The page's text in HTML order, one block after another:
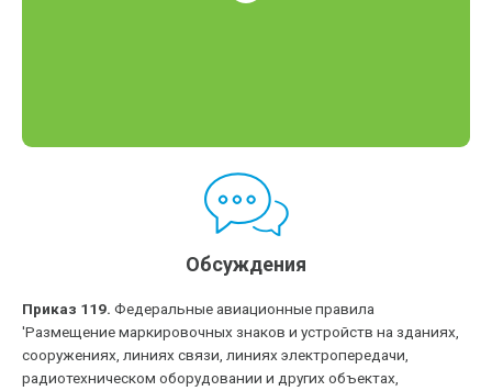
Обсуждения
Приказ 119. Федеральные авиационные правила
'Размещение маркировочных знаков и устройств на зданиях,
сооружениях, линиях связи, линиях электропередачи,
радиотехническом оборудовании и других объектах,